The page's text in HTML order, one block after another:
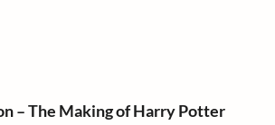
– The Making of Harry Potter